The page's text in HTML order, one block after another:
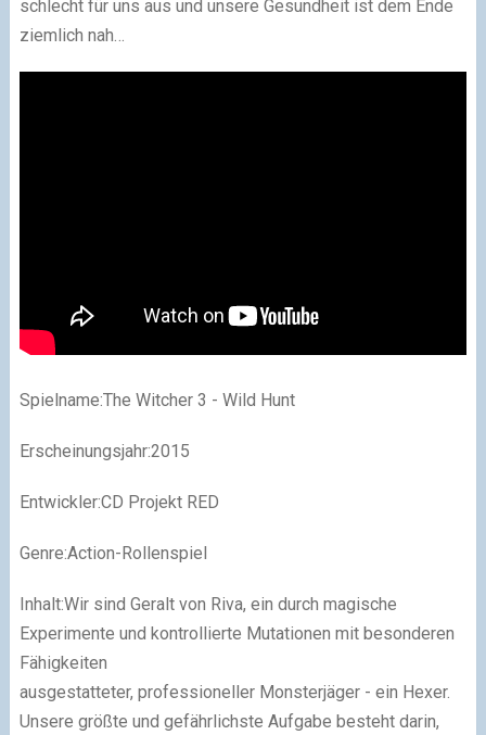
schlecht für uns aus und unsere Gesundheit ist dem Ende
ziemlich nah…
Spielname:The Witcher 3 - Wild Hunt
Erscheinungsjahr:2015
Entwickler:CD Projekt RED
Genre:Action-Rollenspiel
Inhalt:Wir sind Geralt von Riva, ein durch magische
Experimente und kontrollierte Mutationen mit besonderen
Fähigkeiten
ausgestatteter, professioneller Monsterjäger - ein Hexer.
Unsere größte und gefährlichste Aufgabe besteht darin,